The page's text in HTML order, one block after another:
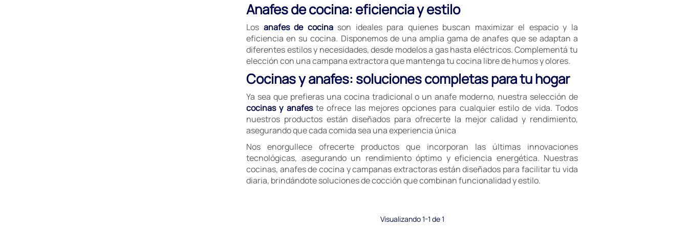
Anafes de cocina: eficiencia y estilo
Los anafes de cocinason ideales para quienes buscan maximizar el espacio y la
eficiencia en su cocina. Disponemos de una amplia gama de anafes que se adaptan a
diferentes estilos y necesidades, desde modelos a gas hasta eléctricos. Complementá tu
elección con una campana extractora que mantenga tu cocina libre de humos y olores.
Cocinas y anafes: soluciones completas para tu hogar
Ya sea que prefieras una cocina tradicional o un anafe moderno, nuestra selección de
cocinas y anafeste ofrece las mejores opciones para cualquier estilo de vida. Todos
nuestros productos están diseñados para ofrecerte la mejor calidad y rendimiento,
asegurando que cada comida sea una experiencia única
Nos enorgullece ofrecerte productos que incorporan las últimas innovaciones
tecnológicas, asegurando un rendimiento óptimo y eficiencia energética. Nuestras
cocinas, anafes de cocina y campanas extractoras están diseñados para facilitar tu vida
diaria, brindándote soluciones de cocción que combinan funcionalidad y estilo.
Visualizando 1-1 de 1